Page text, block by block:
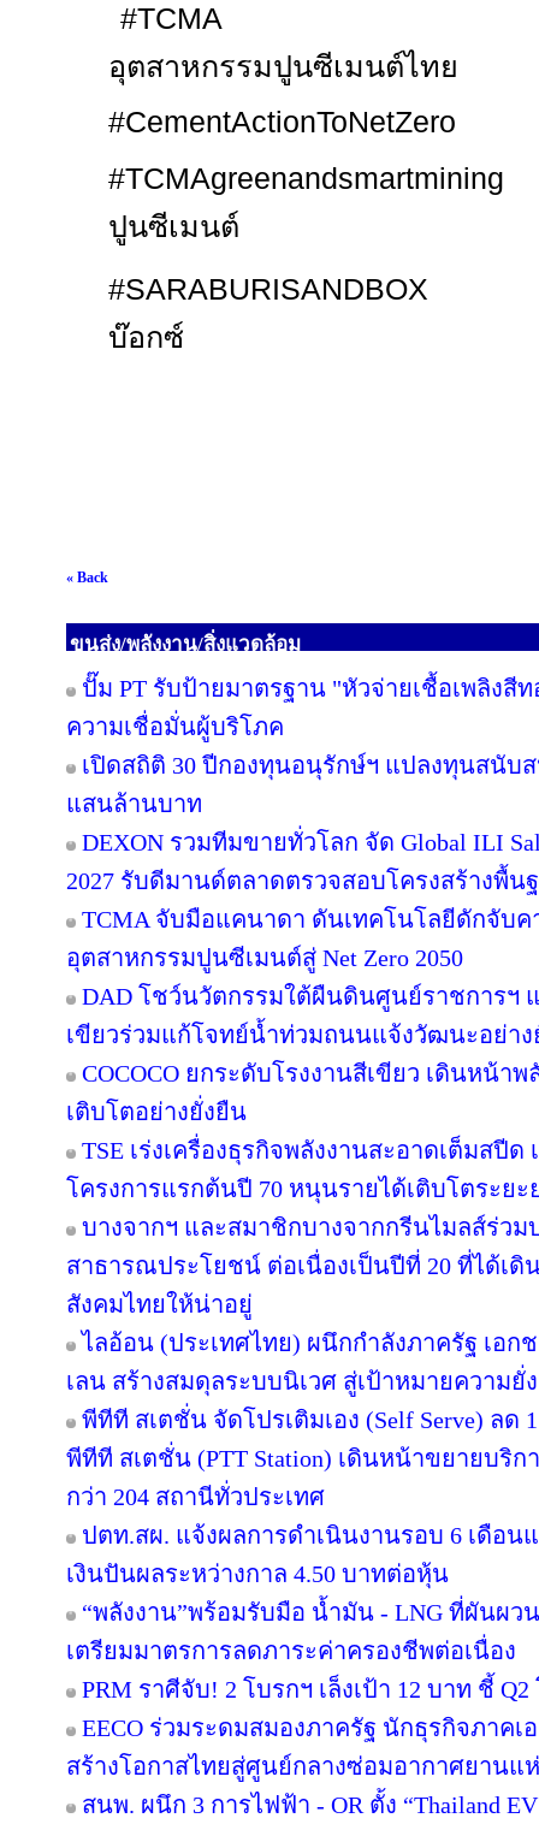
อุตสาหกรรมปูนซีเมนต์ไทย
#CementActionToNetZero
ปูนซีเมนต์
บ๊อกซ์
« Back
ขนส่ง/พลังงาน/สิ่งแวดล้อม
ปั๊ม PT รับป้ายมาตรฐาน "หัวจ่ายเชื้อเพลิงสี
ความเชื่อมั่นผู้บริโภค
เปิดสถิติ 30 ปีกองทุนอนุรักษ์ฯ แปลงทุนสนับ
แสนล้านบาท
DEXON รวมทีมขายทั่วโลก จัด Global ILI
2027 รับดีมานด์ตลาดตรวจสอบโครงสร้างพื้น
TCMA จับมือแคนาดา ดันเทคโนโลยีดักจับค
อุตสาหกรรมปูนซีเมนต์สู่ Net Zero 2050
DAD โชว์นวัตกรรมใต้ผืนดินศูนย์ราชการฯ
เขียวร่วมแก้โจทย์น้ำท่วมถนนแจ้งวัฒนะอย่าง
COCOCO ยกระดับโรงงานสีเขียว เดินหน้า
เติบโตอย่างยั่งยืน
TSE เร่งเครื่องธุรกิจพลังงานสะอาดเต็มสปีด
โครงการแรกต้นปี 70 หนุนรายได้เติบโตระยะ
บางจากฯ และสมาชิกบางจากกรีนไมลส์ร่วม
สาธารณประโยชน์ ต่อเนื่องเป็นปีที่ 20 ที่ได้เดิ
สังคมไทยให้น่าอยู่
ไลอ้อน (ประเทศไทย) ผนึกกำลังภาครัฐ เอ
เลน สร้างสมดุลระบบนิเวศ สู่เป้าหมายความยั่
พีทีที สเตชั่น จัดโปรเติมเอง (Self Serve) ลด
พีทีที สเตชั่น (PTT Station) เดินหน้าขยายบริก
กว่า 204 สถานีทั่วประเทศ
ปตท.สผ. แจ้งผลการดำเนินงานรอบ 6 เดือน
เงินปันผลระหว่างกาล 4.50 บาทต่อหุ้น
“พลังงาน”พร้อมรับมือ น้ำมัน - LNG ที่ผันผว
เตรียมมาตรการลดภาระค่าครองชีพต่อเนื่อง
PRM ราศีจับ! 2 โบรกฯ เล็งเป้า 12 บาท ชี้
EECO ร่วมระดมสมองภาครัฐ นักธุรกิจภาค
สร้างโอกาสไทยสู่ศูนย์กลางซ่อมอากาศยานแ
สนพ. ผนึก 3 การไฟฟ้า - OR ตั้ง “Thailand